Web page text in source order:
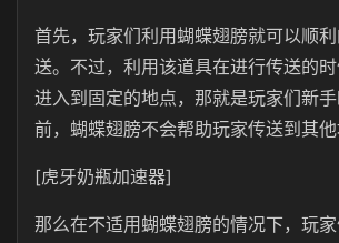
首先，玩家们利用蝴蝶翅膀就可以顺
送。不过，利用该道具在进行传送的
进入到固定的地点，那就是玩家们新
前，蝴蝶翅膀不会帮助玩家传送到其他
[虎牙奶瓶加速器]
那么在不适用蝴蝶翅膀的情况下，玩